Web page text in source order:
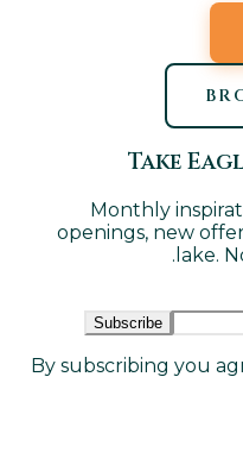
Take
Monthly
openings, new
lake.
Subscribe
By subscribing you